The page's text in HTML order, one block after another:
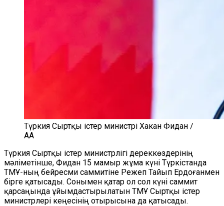
Түркия Сыртқы істер министрі Хакан Фидан /
AA
Түркия Сыртқы істер министрлігі дереккөздерінің
мәліметінше, Фидан 15 мамыр жұма күні Түркістанда
ТМҰ-ның бейресми саммитіне Режеп Тайып Ердоғанмен
бірге қатысады. Сонымен қатар ол сол күні саммит
қарсаңында ұйымдастырылатын ТМҰ Сыртқы істер
министрлері кеңесінің отырысына да қатысады.